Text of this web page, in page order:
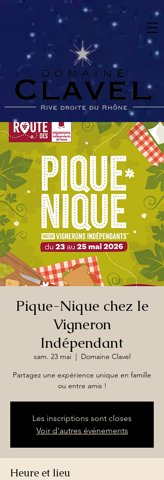
Pique-Nique chez le
Vigneron
Indépendant
sam. 23 mai
  |
Domaine Clavel
Partagez une expérience unique en famille
ou entre amis !
Les inscriptions sont closes
Voir d'autres événements
Heure et lieu